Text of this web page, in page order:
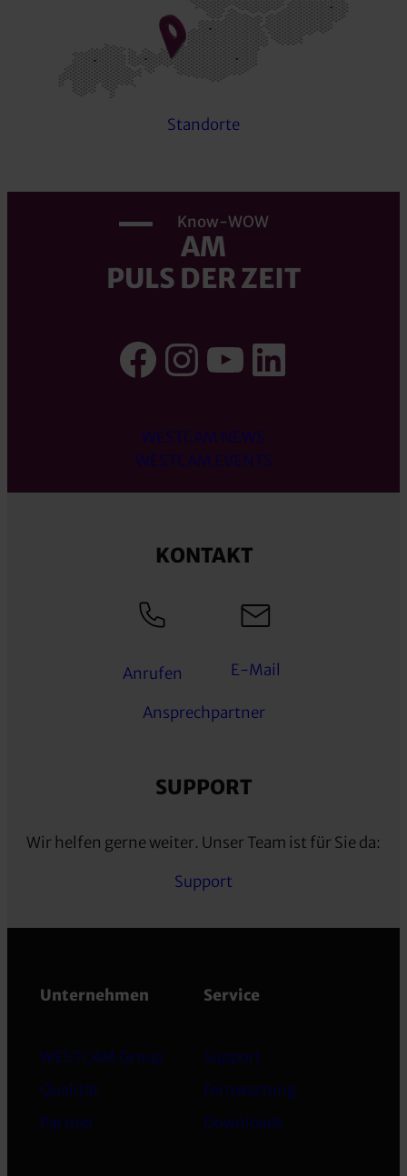
Standorte
Know-WOW
AM
PULS DER ZEIT
Facebook
Instagram
YouTube
WESTCAM NEWS
WESTCAM EVENTS
KONTAKT
Anrufen E-Mail
Ansprechpartner
SUPPORT
Wir helfen gerne weiter. Unser Team ist für Sie da:
Support
Unternehmen
WESTCAM Group
Qualität
Partner
Service
Support
Fernwartung
Downloads